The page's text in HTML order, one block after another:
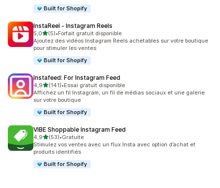
Built for Shopify
InstaReel ‑ Instagram Reels
5,0étoile(s) sur 5
(5)
5 avis au total
•Forfait gratuit disponible
Ajoutez des vidéos Instagram Reels achetables sur votre boutique
pour stimuler les ventes
Built for Shopify
Instafeed: For Instagram Feed
4,9étoile(s) sur 5
(141)
141 avis au total
•Essai gratuit disponible
Affichez un fil Instagram, un fil de médias sociaux et une galerie
sur votre boutique
Built for Shopify
VIBE Shoppable Instagram Feed
4,9étoile(s) sur 5
(53)
53 avis au total
•Gratuite
Stimulez vos ventes avec un flux Insta avec option d’achat et
produits identifiés
Built for Shopify